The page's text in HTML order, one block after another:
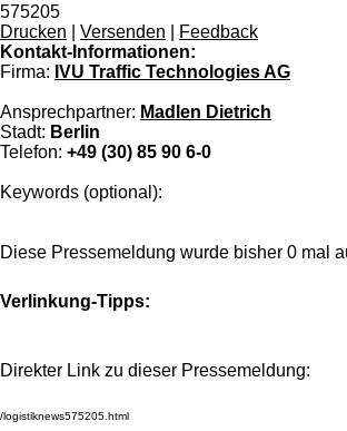
575205
Drucken
Versenden
Feedback
Kontakt-Informationen:
Firma: IVU Traffic Technologies AG
Ansprechpartner: Madlen Dietrich
Stadt: Berlin
Telefon: +49 (30) 85 90 6-0
Keywords (optional):
Diese Pressemeldung wurde bisher 0 mal
Verlinkung-Tipps:
Direkter Link zu dieser Pressemeldung: